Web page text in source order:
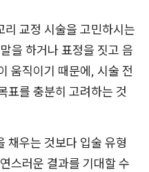
교정 시술을 고민하시는
을 하거나 표정을 짓고 음
움직이기 때문에, 시술 전
표를 충분히 고려하는 것
채우는 것보다 입술 유형
스러운 결과를 기대할 수